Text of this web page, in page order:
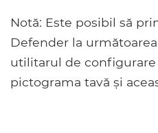
Notă: Este posibil să
Defender la
utilitarul de
pictograma tavă și